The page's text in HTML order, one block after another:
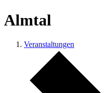
Almtal
Veranstaltungen